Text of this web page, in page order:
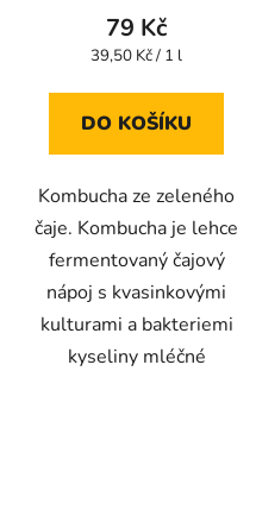
produktu
je
z
79 Kč
Měrná
39,50 Kč / 1 l
DO KOŠÍKU
Kombucha ze zeleného
čaje. Kombucha je lehce
fermentovaný čajový
nápoj s kvasinkovými
kulturami a bakteriemi
kyseliny mléčné